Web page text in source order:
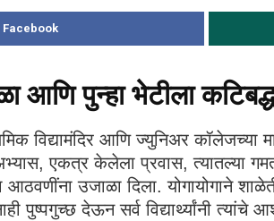
Facebook
आणि पुन्हा भेटीला कटिबद्ध
विद्यामंदिर आणि ज्युनिअर कॉलेजच्या
एकत्र केलेला प्रवास, त्यातल्या
आठवणींना उजाळा दिला. योगायोगाने
देऊन सर्व विद्यार्थ्यांनी त्यांचे